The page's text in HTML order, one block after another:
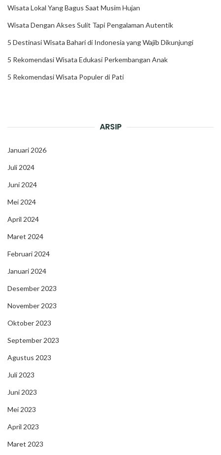
Wisata Lokal Yang Bagus Saat Musim Hujan
Wisata Dengan Akses Sulit Tapi Pengalaman Autentik
5 Destinasi Wisata Bahari di Indonesia yang Wajib Dikunjungi
5 Rekomendasi Wisata Edukasi Perkembangan Anak
5 Rekomendasi Wisata Populer di Pati
ARSIP
Januari 2026
Juli 2024
Juni 2024
Mei 2024
April 2024
Maret 2024
Februari 2024
Januari 2024
Desember 2023
November 2023
Oktober 2023
September 2023
Agustus 2023
Juli 2023
Juni 2023
Mei 2023
April 2023
Maret 2023